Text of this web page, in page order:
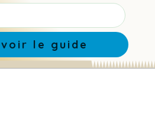
le guide